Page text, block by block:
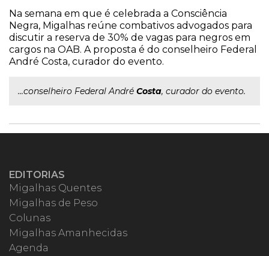
Na semana em que é celebrada a Consciência
Negra, Migalhas reúne combativos advogados para
discutir a reserva de 30% de vagas para negros em
cargos na OAB. A proposta é do conselheiro Federal
André Costa, curador do evento.
...conselheiro Federal André Costa, curador do evento.
EDITORIAS
Migalhas Quentes
Migalhas de Peso
Colunas
Migalhas Amanhecidas
Agenda